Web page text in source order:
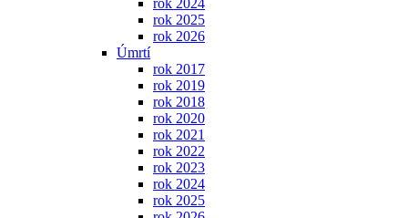
rok 2024
rok 2025
rok 2026
Úmrtí
rok 2017
rok 2019
rok 2018
rok 2020
rok 2021
rok 2022
rok 2023
rok 2024
rok 2025